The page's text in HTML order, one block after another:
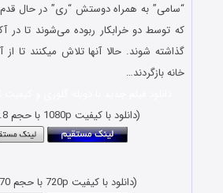
“سامی” به همراه دوستش “ری” در حال
که توسط دو خرابکار ربوده می‌شوند تا در
گذاشته شوند. حالا آنها تلاش میکنند تا از
خانه بازگردند…
(دانلود با کیفیت 1080p با حجم 1.8 گیگابایت)
(دانلود با کیفیت 720p با حجم 770 مگابایت)